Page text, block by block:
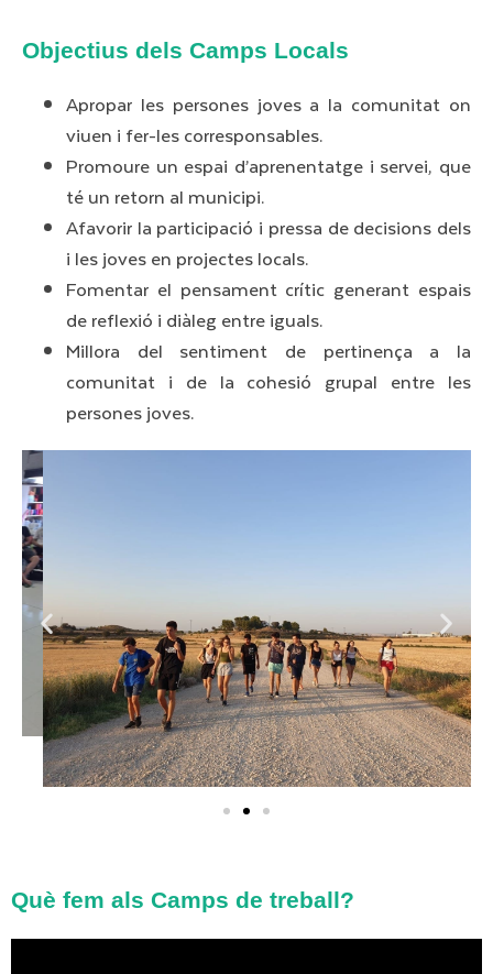
Objectius dels Camps Locals
Apropar les persones joves a la comunitat on
viuen i fer-les corresponsables.
Promoure un espai d’aprenentatge i servei, que
té un retorn al municipi.
Afavorir la participació i pressa de decisions dels
i les joves en projectes locals.
Fomentar el pensament crític generant espais
de reflexió i diàleg entre iguals.
Millora del sentiment de pertinença a la
comunitat i de la cohesió grupal entre les
persones joves.
Què fem als Camps de treball?